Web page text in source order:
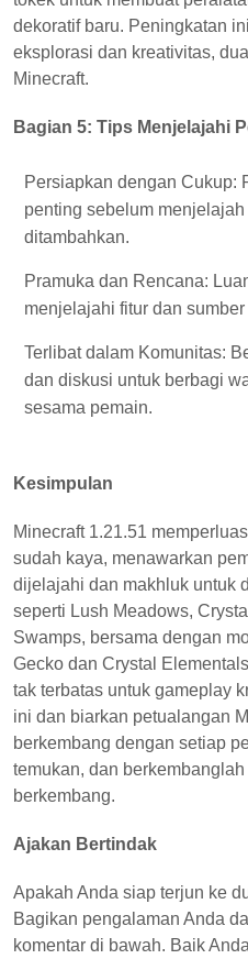
dekoratif baru. Peningkatan
eksplorasi dan kreativitas,
Minecraft.
Bagian 5: Tips Menjelajahi
Persiapkan dengan Cukup:
penting sebelum
ditambahkan.
Pramuka dan Rencana:
menjelajahi fitur dan
Terlibat dalam Komunitas:
dan diskusi untuk berbagi
sesama pemain.
Kesimpulan
Minecraft 1.21.51
sudah kaya, menawarkan
dijelajahi dan makhluk untuk
seperti Lush Meadows,
Swamps, bersama dengan
Gecko dan Crystal
tak terbatas untuk gameplay
ini dan biarkan petualangan
berkembang dengan setiap
temukan, dan
berkembang.
Ajakan Bertindak
Apakah Anda siap terjun ke
Bagikan pengalaman Anda
komentar di bawah. Baik